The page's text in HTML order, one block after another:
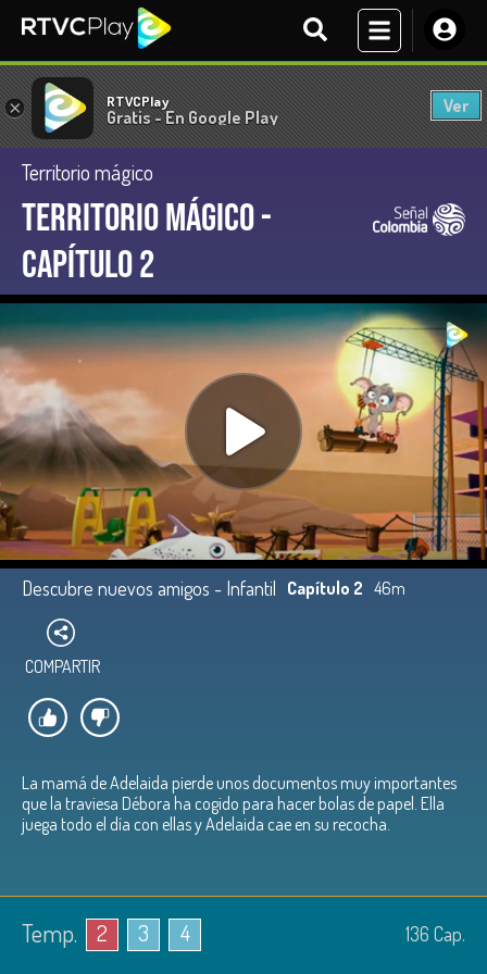
× RTVCPlay
Gratis - En Google Play
Ver
Territorio mágico
Territorio Mágico -
Capítulo 2
Descubre nuevos amigos - Infantil Capítulo 2 46m
COMPARTIR
La mamá de Adelaida pierde unos documentos muy importantes
que la traviesa Débora ha cogido para hacer bolas de papel. Ella
juega todo el día con ellas y Adelaida cae en su recocha.
Temp. 2 3 4 136 Cap.